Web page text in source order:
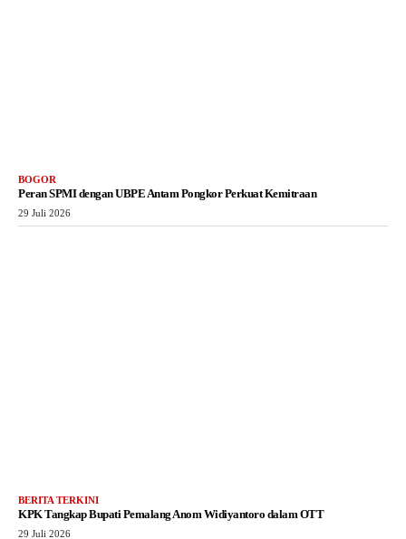
BOGOR
Peran SPMI dengan UBPE Antam Pongkor Perkuat Kemitraan
29 Juli 2026
BERITA TERKINI
KPK Tangkap Bupati Pemalang Anom Widiyantoro dalam OTT
29 Juli 2026